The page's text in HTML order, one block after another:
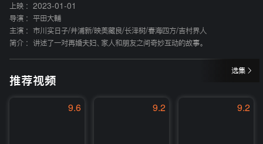
上映 :
2023-01-01
导演 :
平田大輔
主演 :
市川实日子/井浦新/映美藏良/长泽树/春海四方/吉村界人
简介 :
讲述了一对再婚夫妇、家人和朋友之间奇妙互动的故事。
选集
推荐视频
9.6 9.2 9.2